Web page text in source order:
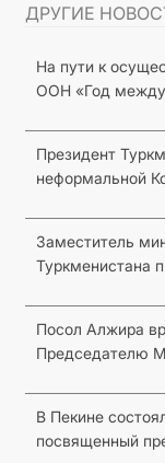
ДРУГИЕ
На пути к
ООН «Год
Президент
неформальной
Заместитель
Туркменистана
Посол Алжира
Председателю
В Пекине
посвященный